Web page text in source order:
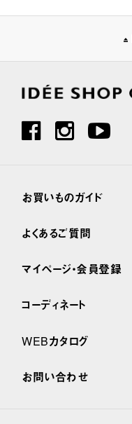
お買いものガイド
よくあるご質問
マイページ・会員登録
コーディネート
WEBカタログ
お問い合わせ